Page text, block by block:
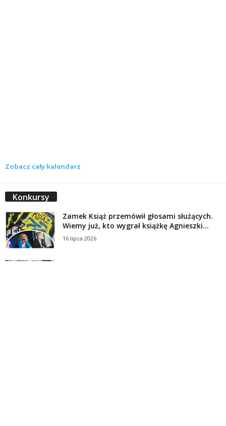
Zobacz cały kalendarz
Konkursy
Zamek Książ przemówił głosami służących.
Wiemy już, kto wygrał książkę Agnieszki...
16 lipca 2026